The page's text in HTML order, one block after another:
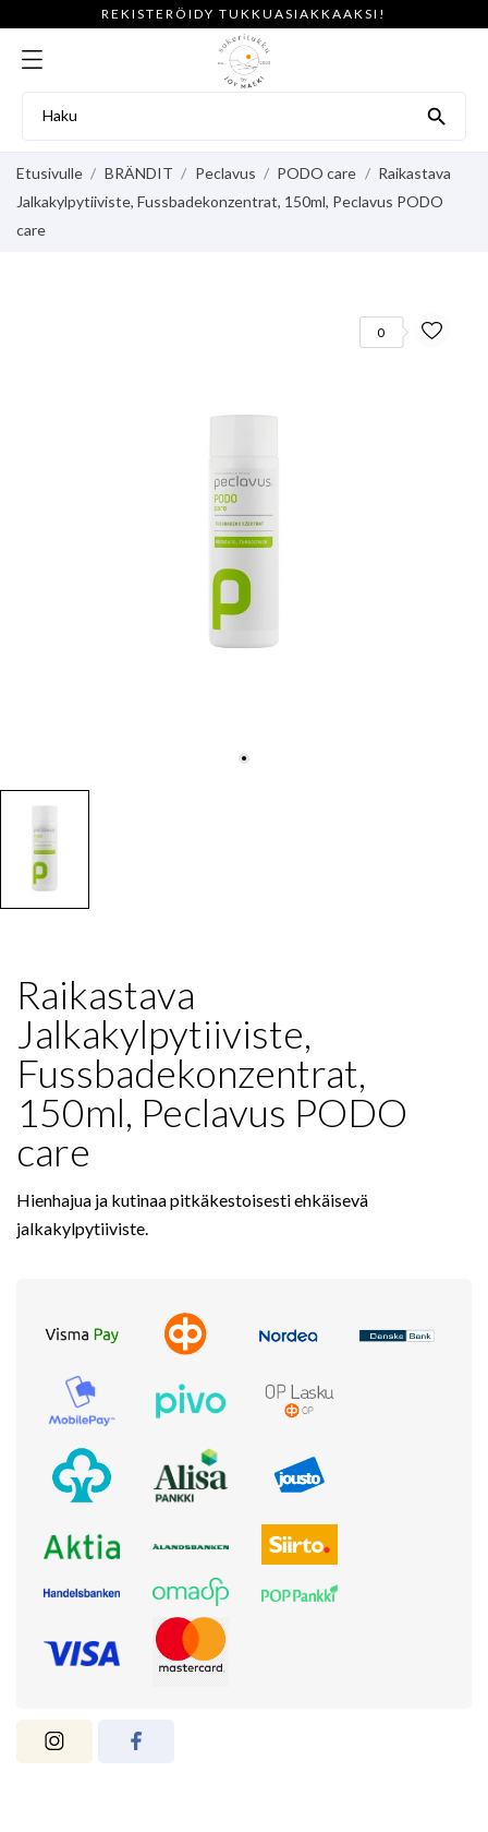
REKISTERÖIDY TUKKUASIAKKAAKSI!

Etusivulle BRÄNDIT Peclavus PODO care
Raikastava
Jalkakylpytiiviste, Fussbadekonzentrat, 150ml, Peclavus PODO
care
0
Raikastava
Jalkakylpytiiviste,
Fussbadekonzentrat,
150ml, Peclavus PODO
care
Hienhajua ja kutinaa pitkäkestoisesti ehkäisevä
jalkakylpytiiviste.